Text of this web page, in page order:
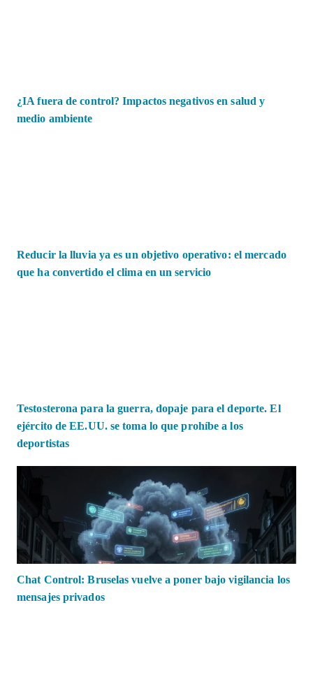
¿IA fuera de control? Impactos negativos en salud y
medio ambiente
Reducir la lluvia ya es un objetivo operativo: el mercado
que ha convertido el clima en un servicio
Testosterona para la guerra, dopaje para el deporte. El
ejército de EE.UU. se toma lo que prohíbe a los
deportistas
Chat Control: Bruselas vuelve a poner bajo vigilancia los
mensajes privados